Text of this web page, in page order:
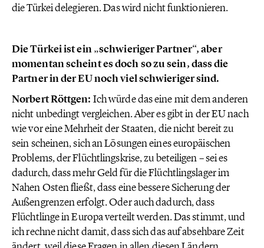
die Türkei delegieren. Das wird nicht funktionieren.
Die Türkei ist ein „schwieriger Partner“, aber
momentan scheint es doch so zu sein, dass die
Partner in der EU noch viel schwieriger sind.
Norbert Röttgen: Ich würde das eine mit dem anderen
nicht unbedingt vergleichen. Aber es gibt in der EU nach
wie vor eine Mehrheit der Staaten, die nicht bereit zu
sein scheinen, sich an Lösungen eines europäischen
Problems, der Flüchtlingskrise, zu beteiligen – sei es
dadurch, dass mehr Geld für die Flüchtlingslager im
Nahen Osten fließt, dass eine bessere Sicherung der
Außengrenzen erfolgt. Oder auch dadurch, dass
Flüchtlinge in Europa verteilt werden. Das stimmt, und
ich rechne nicht damit, dass sich das auf absehbare Zeit